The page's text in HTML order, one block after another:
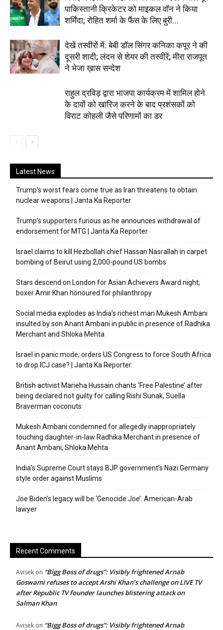
पाकिस्तानी क्रिकेटर को माइकल वॉन ने किया
शर्मिंदा; रोहित शर्मा के फैंस के लिए बुरी...
देखें तस्वीरों में: बेबी डॉल सिंगर कनिका कपूर ने की
दूसरी शादी; लंदन से शेयर की तस्वीरें; मीरा राजपूत
ने भेजा ख़ास सन्देश
राहुल द्रविड़ द्वारा भाजपा कार्यक्रम में शामिल होने
के दावों को खारिज करने के बाद प्रशंसकों को
विराट कोहली जैसे परिणामों का डर
Latest News
Trump’s worst fears come true as Iran threatens to obtain
nuclear weapons | Janta Ka Reporter
Trump’s supporters furious as he announces withdrawal of
endorsement for MTG | Janta Ka Reporter
Israel claims to kill Hezbollah chief Hassan Nasrallah in carpet
bombing of Beirut using 2,000-pound US bombs
Stars descend on London for Asian Achievers Award night;
boxer Amir Khan honoured for philanthropy
Social media explodes as India’s richest man Mukesh Ambani
insulted by son Anant Ambani in public in presence of Radhika
Merchant and Shloka Mehta
Israel in panic mode; orders US Congress to force South Africa
to drop ICJ case? | Janta Ka Reporter
British activist Marieha Hussain chants ‘Free Palestine’ after
being declared not guilty for calling Rishi Sunak, Suella
Braverman coconuts
Mukesh Ambani condemned for allegedly inappropriately
touching daughter-in-law Radhika Merchant in presence of
Anant Ambani, Shloka Mehta
India’s Supreme Court stays BJP government’s Nazi Germany
style order against Muslims
Joe Biden’s legacy will be ‘Genocide Joe’: American-Arab
lawyer
Recent Comments
Avisek on “Bigg Boss of drugs”: Visibly frightened Arnab
Goswami refuses to accept Arshi Khan’s challenge on LIVE TV
after Republic TV founder launches blistering attack on
Salman Khan
Avisek on “Bigg Boss of drugs”: Visibly frightened Arnab